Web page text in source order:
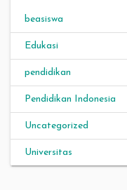
beasiswa
Edukasi
pendidikan
Pendidikan Indonesia
Uncategorized
Universitas